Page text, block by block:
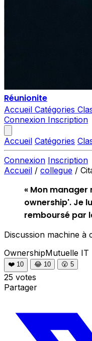
Réunionite
Accueil Catégories
Connexion Inscription
Accueil Catégories
Connexion Inscription
Accueil / collegue /
« Mon
ownership'. Je
remboursé par
Discussion machine
OwnershipMutuelle IT
❤️ 10 😂 10 😮 5
25 votes
Partager